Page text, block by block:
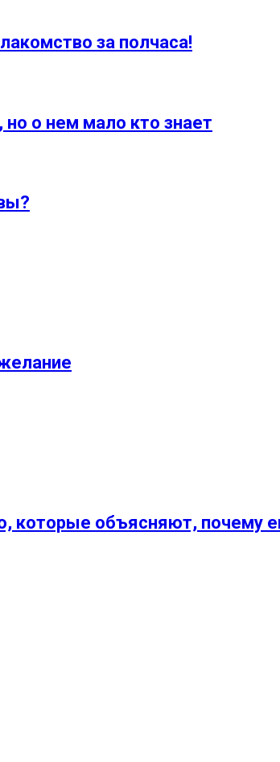
за полчаса!
о нем мало кто знает
которые объясняют, почему